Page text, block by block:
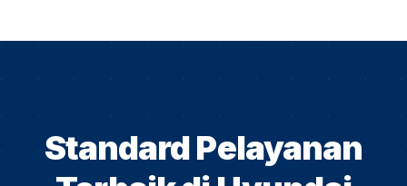
Standard Pelayanan